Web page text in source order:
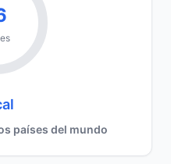
países del mundo